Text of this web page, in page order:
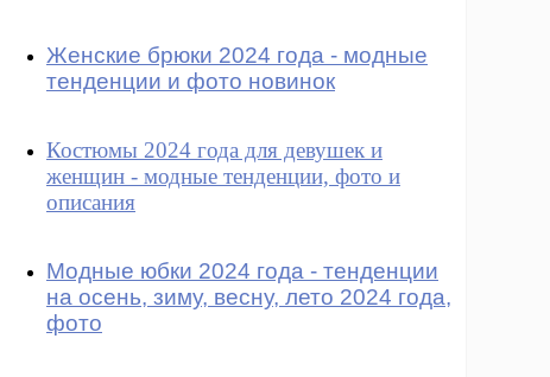
Женские брюки 2024 года - модные
тенденции и фото новинок
Костюмы 2024 года для девушек и
женщин - модные тенденции, фото и
описания
Модные юбки 2024 года - тенденции
на осень, зиму, весну, лето 2024 года,
фото